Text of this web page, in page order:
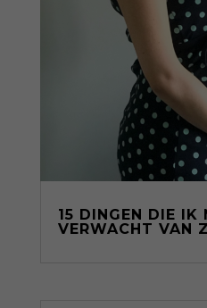
15 DINGEN DIE IK
VERWACHT VAN